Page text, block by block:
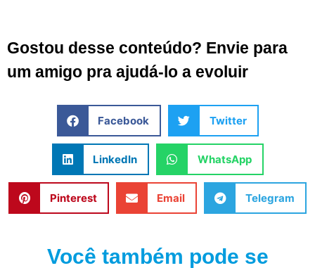
Gostou desse conteúdo? Envie para
um amigo pra ajudá-lo a evoluir
Facebook Twitter
LinkedIn WhatsApp
Pinterest Email Telegram
Você também pode se